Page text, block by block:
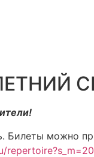
Билеты можно